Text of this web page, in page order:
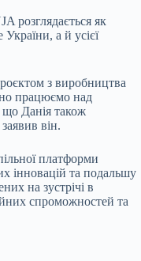
розглядається як
а й усієї
з виробництва
працюємо над
що Данія також
він.
платформи
інновацій та подальшу
на зустрічі в
спроможностей та